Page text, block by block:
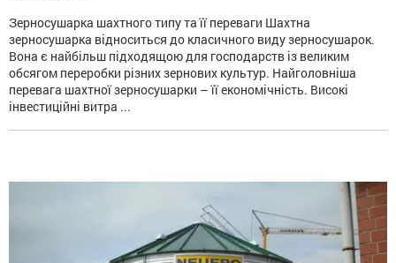
Зерносушарка шахтного типу та її переваги Шахтна
зерносушарка відноситься до класичного виду зерносушарок.
Вона є найбільш підходящою для господарств із великим
обсягом переробки різних зернових культур. Найголовніша
перевага шахтної зерносушарки – її економічність. Високі
інвестиційні витра ...